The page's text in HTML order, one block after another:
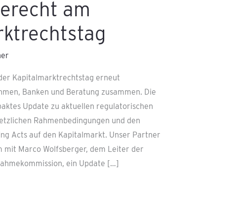
am
Kapitalmarktrechtstag erneut
Banken und Beratung zusammen. Die
Update zu aktuellen regulatorischen
Rahmenbedingungen und den
Acts auf den Kapitalmarkt. Unser Partner
mit Marco Wolfsberger, dem Leiter der
ein Update […]